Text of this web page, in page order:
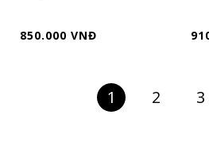
850.000 VNĐ
1 2 3